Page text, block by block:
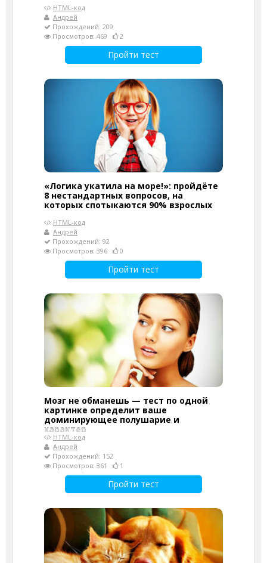
HTML-код
Андрей
Прохождений: 209
Просмотров: 469
2
Пройти тест
«Логика укатила на море!»: пройдёте
8 нестандартных вопросов, на
которых спотыкаются 90% взрослых
HTML-код
Андрей
Прохождений: 92
Просмотров: 396
0
Пройти тест
Мозг не обманешь — тест по одной
картинке определит ваше
доминирующее полушарие и
характер
HTML-код
Андрей
Прохождений: 152
Просмотров: 361
1
Пройти тест